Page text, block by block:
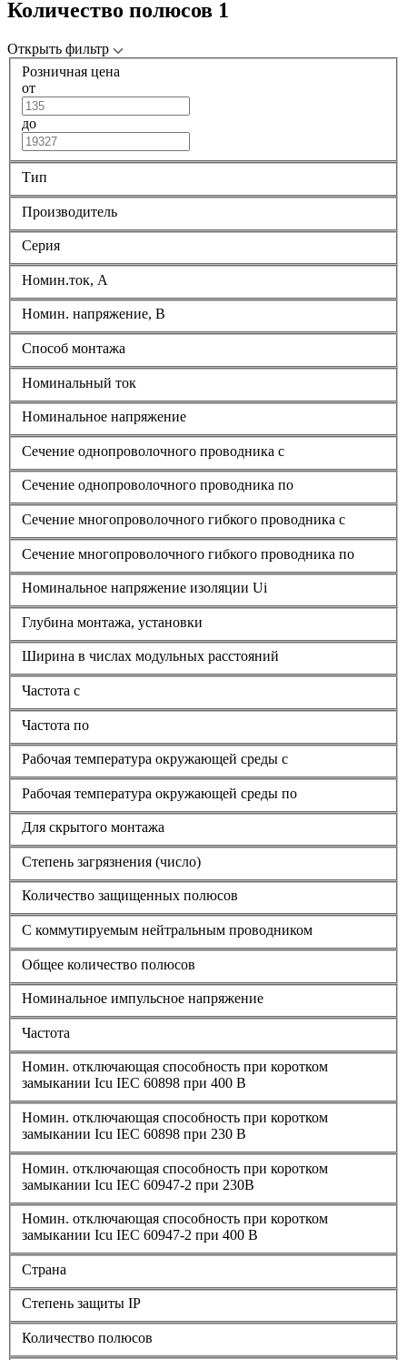
Количество полюсов 1
Открыть фильтр
Розничная цена
от
до
Тип
Производитель
Серия
Номин.ток, А
Номин. напряжение, В
Способ монтажа
Номинальный ток
Номинальное напряжение
Сечение однопроволочного проводника с
Сечение однопроволочного проводника по
Сечение многопроволочного гибкого проводника с
Сечение многопроволочного гибкого проводника по
Номинальное напряжение изоляции Ui
Глубина монтажа, установки
Ширина в числах модульных расстояний
Частота с
Частота по
Рабочая температура окружающей среды с
Рабочая температура окружающей среды по
Для скрытого монтажа
Степень загрязнения (число)
Количество защищенных полюсов
С коммутируемым нейтральным проводником
Общее количество полюсов
Номинальное импульсное напряжение
Частота
Номин. отключающая способность при коротком
замыкании Icu IEC 60898 при 400 В
Номин. отключающая способность при коротком
замыкании Icu IEC 60898 при 230 В
Номин. отключающая способность при коротком
замыкании Icu IEC 60947-2 при 230В
Номин. отключающая способность при коротком
замыкании Icu IEC 60947-2 при 400 В
Страна
Степень защиты IP
Количество полюсов